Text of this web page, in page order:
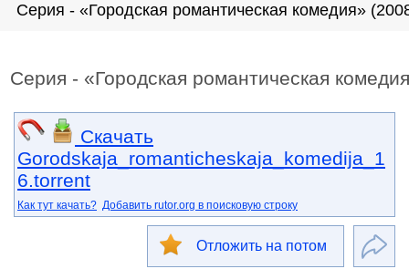
Серия - «Городская романтическая комедия»
Серия - «Городская романтическая
Скачать
Gorodskaja_romanticheskaja_komedija_1
6.torrent
Как тут качать? Добавить rutor.org в поисковую строку
Отложить на потом